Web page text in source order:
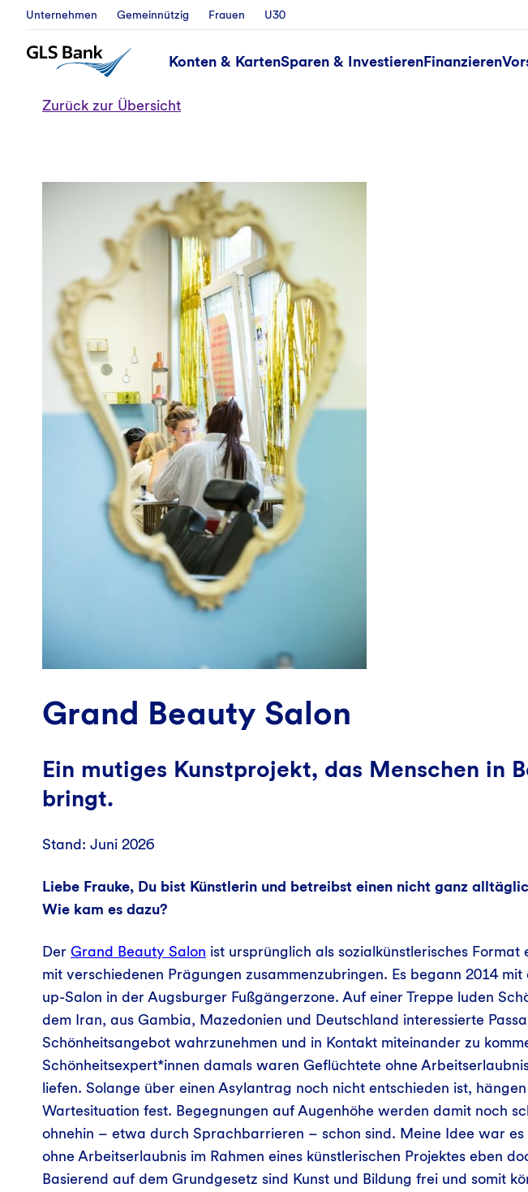
Unternehmen Gemeinnützig Frauen U30
Konten & KartenSparen & InvestierenFinanzieren
Zurück zur Übersicht
Grand Beauty Salon
Ein mutiges Kunstprojekt, das Menschen in
bringt.
Stand: Juni 2026
Liebe Frauke, Du bist Künstlerin und betreibst einen nicht ganz
Wie kam es dazu?
Der Grand Beauty Salon ist ursprünglich als sozialkünstlerisches Format
mit verschiedenen Prägungen zusammenzubringen. Es begann 2014
up-Salon in der Augsburger Fußgängerzone. Auf einer Treppe luden
dem Iran, aus Gambia, Mazedonien und Deutschland interessierte
Schönheitsangebot wahrzunehmen und in Kontakt miteinander zu
Schönheitsexpert*innen damals waren Geflüchtete ohne
liefen. Solange über einen Asylantrag noch nicht entschieden ist,
Wartesituation fest. Begegnungen auf Augenhöhe werden damit noch
ohnehin – etwa durch Sprachbarrieren – schon sind. Meine Idee war es
ohne Arbeitserlaubnis im Rahmen eines künstlerischen Projektes eben
Basierend auf dem Grundgesetz sind Kunst und Bildung frei und somit